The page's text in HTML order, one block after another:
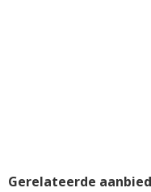
Gerelateerde